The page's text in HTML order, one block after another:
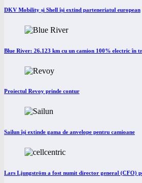
DKV Mobility și Shell își extind parteneriatul european
Blue River: 26.123 km cu un camion 100% electric în
Proiectul Revoy prinde contur
Sailun își extinde gama de anvelope pentru camioane
Lars Ljungström a fost numit director general (CFO)